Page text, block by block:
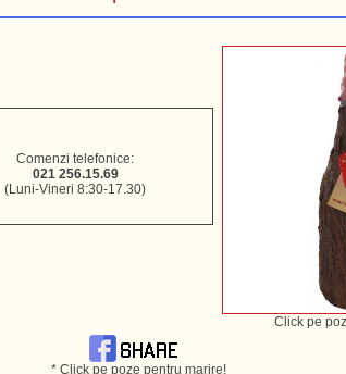
Comenzi telefonice:
021 256.15.69
(Luni-Vineri 8:30-17.30)
Click pe
* Click pe poze pentru marire!